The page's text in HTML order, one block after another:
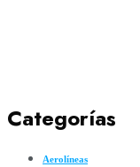
Categorías
Aerolíneas